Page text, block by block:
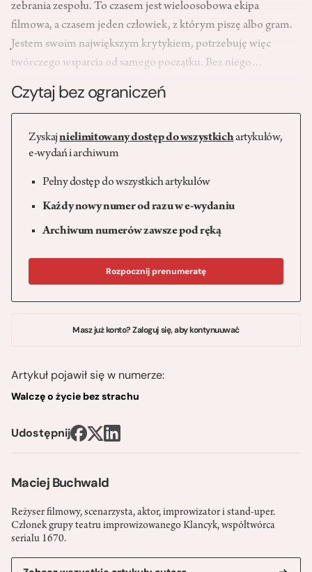
Maciej Buchwald
Reżyser filmowy, scenarzysta, aktor, improwizator i stand­-uper.
Członek grupy teatru improwizowanego Klancyk, współtwórca
serialu 1670.
zebrania zespołu. To czasem jest wieloosobowa ekipa
filmowa, a czasem jeden człowiek, z którym piszę albo gram.
Jestem swoim największym krytykiem, potrzebuję więc
twórczego wsparcia od samego początku. Bez niego…
Czytaj bez ograniczeń
Zyskajnielimitowany dostęp do wszystkichartykułów,
e-wydań i archiwum
Pełny dostęp do wszystkich artykułów
Każdy nowy numer od razu w e-wydaniu
Archiwum numerów zawsze pod ręką
Rozpocznij prenumeratę
Masz już konto? Zaloguj się, aby kontynuuwać
Artykuł pojawił się w numerze:
Walczę o życie bez strachu
Udostępnij